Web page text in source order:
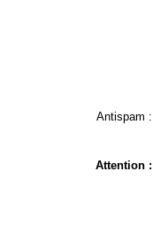
Antispam :
Attention :